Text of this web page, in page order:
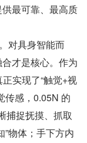
最可靠、最高质
对具身智能而
才是核心。作为
实现了“触觉+视
传感，0.05N 的
捕捉抚摸、抓取
”物体；手下方内